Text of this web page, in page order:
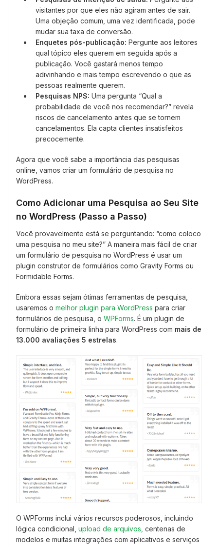
visitantes por que eles não agiram antes de sair.
Uma objeção comum, uma vez identificada, pode
mudar sua taxa de conversão.
Enquetes pós-publicação: Pergunte aos leitores
qual tópico eles querem em seguida após a
publicação. Você gastará menos tempo
adivinhando e mais tempo escrevendo o que as
pessoas realmente querem.
Pesquisas NPS: Uma pergunta “Qual a
probabilidade de você nos recomendar?” revela
riscos de cancelamento antes que se tornem
cancelamentos. Ela capta clientes insatisfeitos
precocemente.
Agora que você sabe a importância das pesquisas
online, vamos criar um formulário de pesquisa no
WordPress.
Como Adicionar uma Pesquisa ao Seu Site
no WordPress (Passo a Passo)
Você provavelmente está se perguntando: “como coloco
uma pesquisa no meu site?” A maneira mais fácil de criar
um formulário de pesquisa no WordPress é usar um
plugin construtor de formulários como Gravity Forms ou
Formidable Forms.
Embora essas sejam ótimas ferramentas de pesquisa,
usaremos o melhor plugin para WordPress para criar
formulários de pesquisa, o WPForms. É um plugin de
formulário de primeira linha para WordPress com mais de
13.000 avaliações 5 estrelas.
O WPForms inclui vários recursos poderosos, incluindo
lógica condicional, upload de arquivos, centenas de
modelos e muitas integrações com aplicativos e serviços